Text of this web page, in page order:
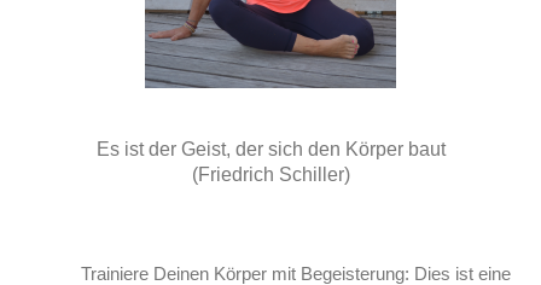
Es ist der Geist, der sich den Körper baut
(Friedrich Schiller)
Trainiere Deinen Körper mit Begeisterung: Dies ist eine